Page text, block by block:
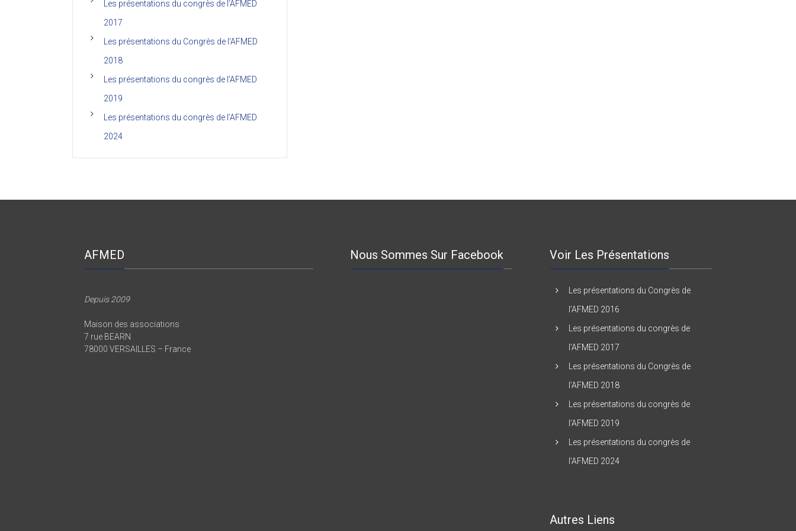
Les présentations du congrès de l’AFMED
2017
Les présentations du Congrès de l’AFMED
2018
Les présentations du congrès de l’AFMED
2019
Les présentations du congrès de l’AFMED
2024
AFMED
Depuis 2009
Maison des associations
7 rue BEARN
78000 VERSAILLES – France
Nous Sommes Sur Facebook Voir Les Présentations
Les présentations du Congrès de
l’AFMED 2016
Les présentations du congrès de
l’AFMED 2017
Les présentations du Congrès de
l’AFMED 2018
Les présentations du congrès de
l’AFMED 2019
Les présentations du congrès de
l’AFMED 2024
Autres Liens